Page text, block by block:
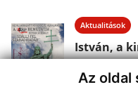
Az oldal
Aktualitások
István, a